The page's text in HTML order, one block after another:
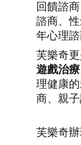
回饋諮
諮商、
年心理諮
芙樂奇
遊戲治療
理健康
商、親子
芙樂奇